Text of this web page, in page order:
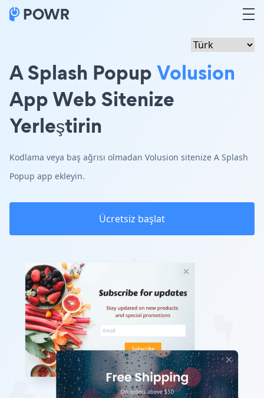
A Splash PopupVolusion
App Web Sitenize
Yerleştirin
Kodlama veya baş ağrısı olmadan Volusion sitenize A Splash
Popup app ekleyin.
Ücretsiz başlat